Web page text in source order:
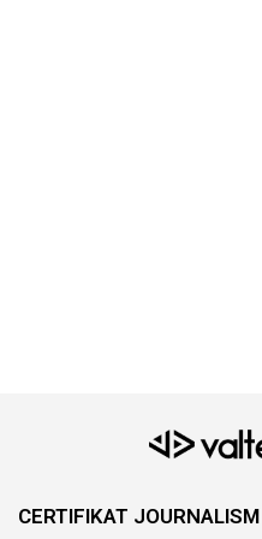
CERTIFIKAT